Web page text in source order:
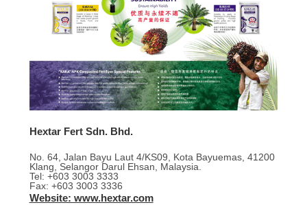
Hextar Fert Sdn. Bhd.
No. 64, Jalan Bayu Laut 4/KS09, Kota Bayuemas, 41200
Klang, Selangor Darul Ehsan, Malaysia.
Tel: +603 3003 3333
Fax: +603 3003 3336
Website: www.hextar.com